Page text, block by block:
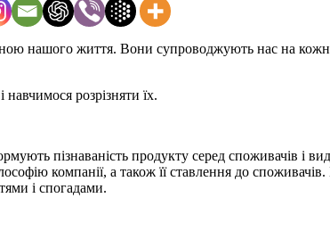
нашого життя. Вони супроводжують нас на
розрізняти їх.
пізнаваність продукту серед споживачів і
компанії, а також її ставлення до
і спогадами.